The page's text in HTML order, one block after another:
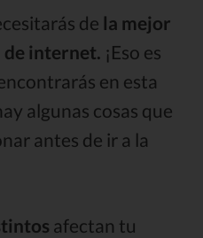
de la mejor
de internet. ¡Eso es
en esta
algunas cosas que
antes de ir a la
afectan tu